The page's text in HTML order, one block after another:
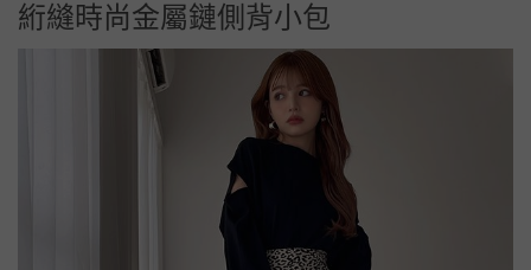
絎縫時尚金屬鏈側背小包